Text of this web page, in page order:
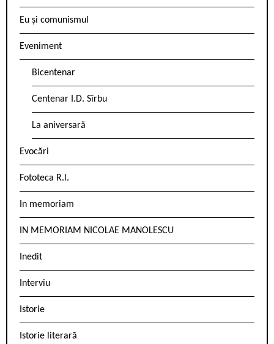
Eu și comunismul
Eveniment
Bicentenar
Centenar I.D. Sîrbu
La aniversară
Evocări
Fototeca R.l.
In memoriam
IN MEMORIAM NICOLAE MANOLESCU
Inedit
Interviu
Istorie
Istorie literară